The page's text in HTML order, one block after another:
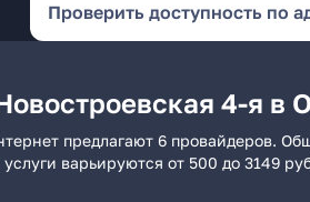
Проверить доступность по
4-я в
предлагают 6 провайдеров.
варьируются от 500 до 3149